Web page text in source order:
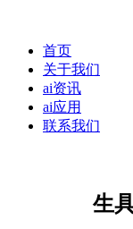
首页
关于我们
ai资讯
ai应用
联系我们
生